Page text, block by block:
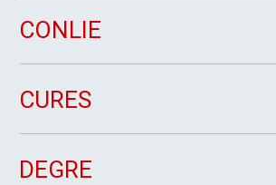
CONLIE
CURES
DEGRE